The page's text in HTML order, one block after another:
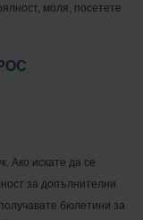
моля, посетете
Ако искате да се
за допълнителни
бюлетини за